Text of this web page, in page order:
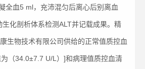
全血5 ml，充沛混匀后离心后别离血
化剖析体系检测ALT并记载成果。精
生物技术有限公司供给的正常值质控血
（34.0±7.7 U/L）]和病理值质控血清